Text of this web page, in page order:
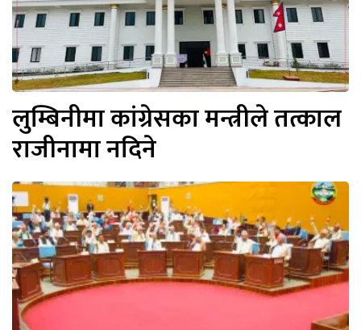
लुम्बिनीमा कांग्रेसका मन्त्रीले तत्काल
राजीनामा नदिने